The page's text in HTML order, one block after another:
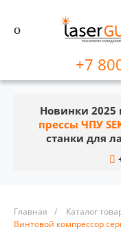
+7
Новинки 2025
прессы ЧПУ
станки для
Главная / Каталог
Винтовой компрессор